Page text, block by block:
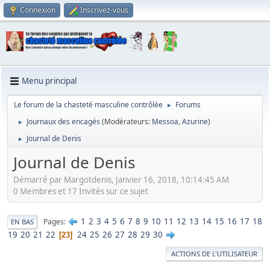
Connexion Inscrivez-vous
Menu principal
Le forum de la chasteté masculine contrôlée ► Forums
► Journaux des encagés (Modérateurs: Messoa,Azurine)
► Journal de Denis
Journal de Denis
Démarré par Margotdenis, Janvier 16, 2018, 10:14:45 AM
0 Membres et 17 Invités sur ce sujet
EN BAS Pages 1 2 3 4 5 6 7 8 9 10 11 12 13 14 15 16 17 18
19 20 21 22 23 24 25 26 27 28 29 30
ACTIONS DE L'UTILISATEUR